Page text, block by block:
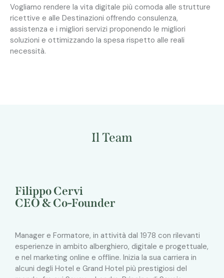
Vogliamo rendere la vita digitale più comoda alle strutture
ricettive e alle Destinazioni offrendo consulenza,
assistenza e i migliori servizi proponendo le migliori
soluzioni e ottimizzando la spesa rispetto alle reali
necessità.
Il Team
Filippo Cervi
CEO & Co-Founder
Manager e Formatore, in attività dal 1978 con rilevanti
esperienze in ambito alberghiero, digitale e progettuale,
e nel marketing online e offline. Inizia la sua carriera in
alcuni degli Hotel e Grand Hotel più prestigiosi del